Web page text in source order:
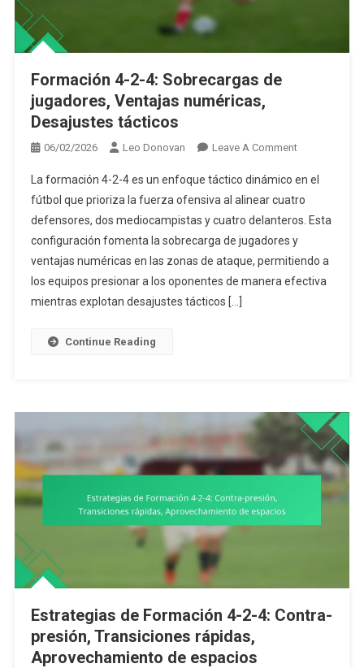
Formación 4-2-4: Sobrecargas de jugadores, Ventajas
numéricas, Desajustes tácticos
Formación 4-2-4: Sobrecargas de
jugadores, Ventajas numéricas,
Desajustes tácticos
06/02/2026 Leo Donovan Leave A CommentOn
4-
2-
4:
Sobrecargas
De
Jugadores,
La formación 4-2-4 es un enfoque táctico dinámico en el
fútbol que prioriza la fuerza ofensiva al alinear cuatro
defensores, dos mediocampistas y cuatro delanteros. Esta
configuración fomenta la sobrecarga de jugadores y
ventajas numéricas en las zonas de ataque, permitiendo a
los equipos presionar a los oponentes de manera efectiva
mientras explotan desajustes tácticos […]
Continue Reading
Estrategias de Formación 4-2-4: Contra-
presión, Transiciones rápidas,
Aprovechamiento de espacios